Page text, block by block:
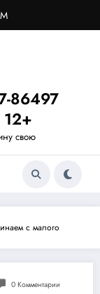
86497
свою
с малого
0 Комментарии